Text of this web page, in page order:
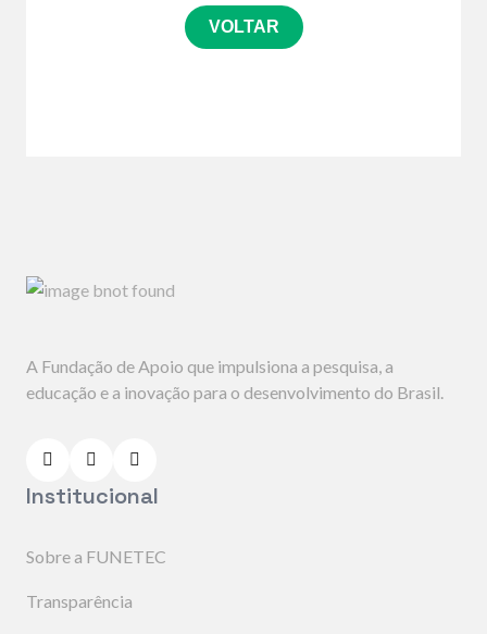
VOLTAR
A Fundação de Apoio que impulsiona a pesquisa, a
educação e a inovação para o desenvolvimento do Brasil.
Institucional
Sobre a FUNETEC
Transparência